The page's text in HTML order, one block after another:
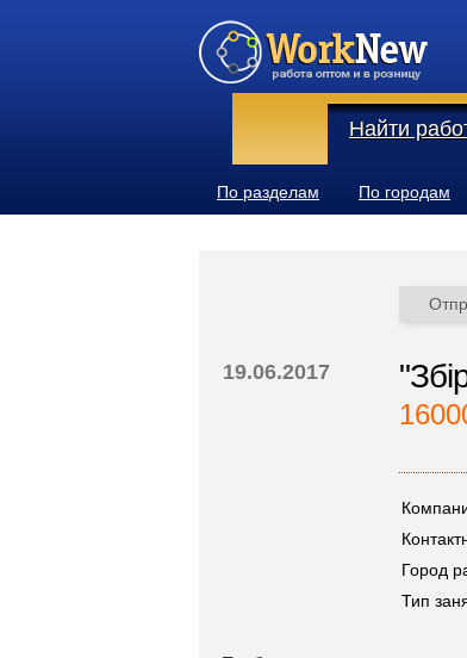
Найти
По разделам По городам
19.06.2017
Город
Тип